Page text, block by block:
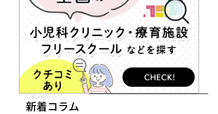
Column
新着コラム